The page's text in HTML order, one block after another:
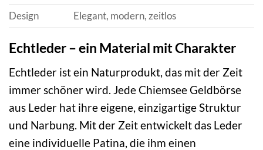
Design
Elegant, modern, zeitlos
Echtleder – ein Material mit Charakter
Echtleder ist ein Naturprodukt, das mit der Zeit
immer schöner wird. Jede Chiemsee Geldbörse
aus Leder hat ihre eigene, einzigartige Struktur
und Narbung. Mit der Zeit entwickelt das Leder
eine individuelle Patina, die ihm einen